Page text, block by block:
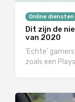
Online diensten
Dit zijn de
van 2020
‘Echte’
zoals een